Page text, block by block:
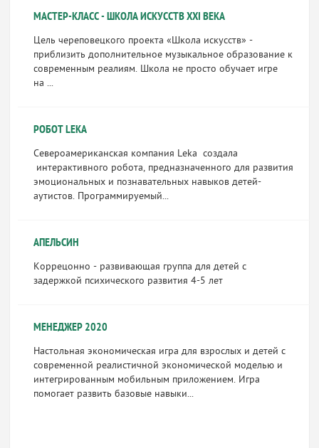
МАСТЕР-КЛАСС - ШКОЛА ИСКУССТВ XXI ВЕКА
Цель череповецкого проекта «Школа искусств» -
приблизить дополнительное музыкальное образование к
современным реалиям. Школа не просто обучает игре
на ...
РОБОТ LEKA
Североамериканская компания Leka создала
интерактивного робота, предназначенного для развития
эмоциональных и познавательных навыков детей-
аутистов. Программируемый...
АПЕЛЬСИН
Коррецонно - развивающая группа для детей с
задержкой психического развития 4-5 лет
МЕНЕДЖЕР 2020
Настольная экономическая игра для взрослых и детей с
современной реалистичной экономической моделью и
интегрированным мобильным приложением. Игра
помогает развить базовые навыки...